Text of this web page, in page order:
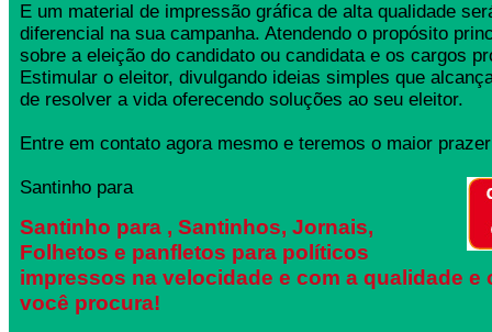
E um material de impressão gráfica de alta qualidade
diferencial na sua campanha. Atendendo o propósito
sobre a eleição do candidato ou candidata e os cargos
Estimular o eleitor, divulgando ideias simples que
de resolver a vida oferecendo soluções ao seu eleitor.
Entre em contato agora mesmo e teremos o maior
Santinho para
Santinho para , Santinhos, Jornais,
Folhetos e panfletos para políticos
impressos na velocidade e com a qualidade e
você procura!